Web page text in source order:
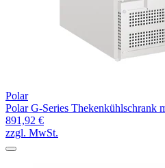
Polar
Polar G-Series Thekenkühlschrank
891,92 €
zzgl. MwSt.